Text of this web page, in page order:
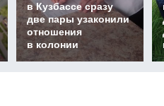
в Кузбассе сразу
две пары узаконили
отношения
в колонии